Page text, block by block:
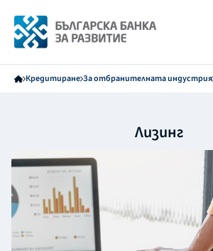
Кредитиране За отбранителната индустрия
Лизинг